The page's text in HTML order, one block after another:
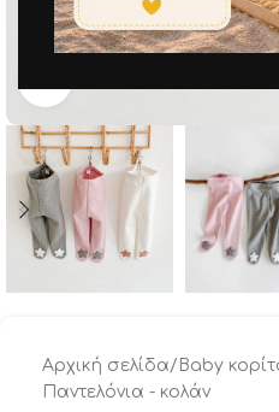
Αρχική σελίδα/ Baby
Παντελόνια - κολάν